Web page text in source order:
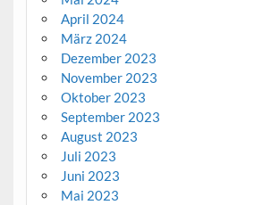
April 2024
März 2024
Dezember 2023
November 2023
Oktober 2023
September 2023
August 2023
Juli 2023
Juni 2023
Mai 2023